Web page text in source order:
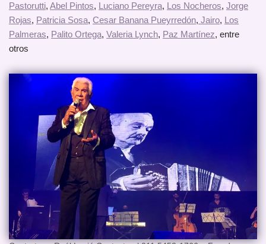
Pastorutti, Abel Pintos, Luciano Pereyra, Los Nocheros, Jorge
Rojas, Patricia Sosa, Cesar Banana Pueyrredón, Jairo, Los
Palmeras, Palito Ortega, Valeria Lynch, Paz Martínez, entre
otros